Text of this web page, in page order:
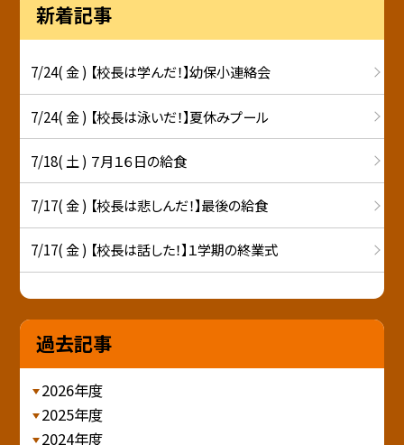
新着記事
7/24( 金 ) 【校長は学んだ！】幼保小連絡会
7/24( 金 ) 【校長は泳いだ！】夏休みプール
7/18( 土 ) ７月１６日の給食
7/17( 金 ) 【校長は悲しんだ！】最後の給食
7/17( 金 ) 【校長は話した！】１学期の終業式
過去記事
2026年度
2025年度
2024年度